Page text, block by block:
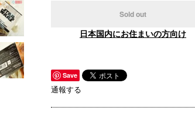
Sold out
日本国内にお住まいの方向け
Save
通報する